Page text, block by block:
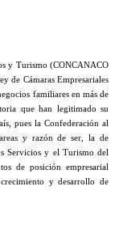
y Turismo (CONCANACO
de Cámaras Empresariales
familiares en más de
que han legitimado su
pues la Confederación al
y razón de ser, la de
Servicios y el Turismo del
de posición empresarial
y desarrollo de